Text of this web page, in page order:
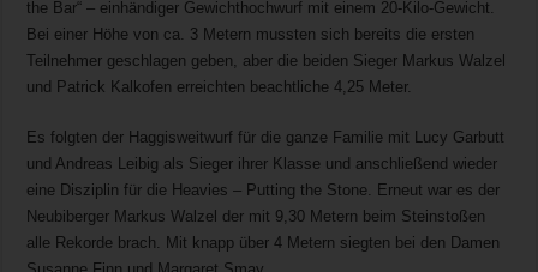
the Bar“ – einhändiger Gewichthochwurf mit einem 20-Kilo-Gewicht.
Bei einer Höhe von ca. 3 Metern mussten sich bereits die ersten
Teilnehmer geschlagen geben, aber die beiden Sieger Markus Walzel
und Patrick Kalkofen erreichten beachtliche 4,25 Meter.
Es folgten der Haggisweitwurf für die ganze Familie mit Lucy Garbutt
und Andreas Leibig als Sieger ihrer Klasse und anschließend wieder
eine Disziplin für die Heavies – Putting the Stone. Erneut war es der
Neubiberger Markus Walzel der mit 9,30 Metern beim Steinstoßen
alle Rekorde brach. Mit knapp über 4 Metern siegten bei den Damen